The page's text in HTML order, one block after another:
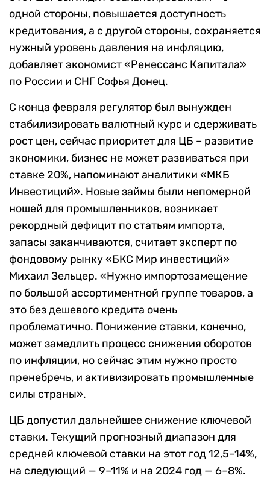
одной стороны, повышается доступность
кредитования, а с другой стороны, сохраняется
нужный уровень давления на инфляцию,
добавляет экономист «Ренессанс Капитала»
по России и СНГ Софья Донец.
С конца февраля регулятор был вынужден
стабилизировать валютный курс и сдерживать
рост цен, сейчас приоритет для ЦБ – развитие
экономики, бизнес не может развиваться при
ставке 20%, напоминают аналитики «МКБ
Инвестиций». Новые займы были непомерной
ношей для промышленников, возникает
рекордный дефицит по статьям импорта,
запасы заканчиваются, считает эксперт по
фондовому рынку «БКС Мир инвестиций»
Михаил Зельцер. «Нужно импортозамещение
по большой ассортиментной группе товаров, а
это без дешевого кредита очень
проблематично. Понижение ставки, конечно,
может замедлить процесс снижения оборотов
по инфляции, но сейчас этим нужно просто
пренебречь, и активизировать промышленные
силы страны».
ЦБ допустил дальнейшее снижение ключевой
ставки. Текущий прогнозный диапазон для
средней ключевой ставки на этот год 12,5–14%,
на следующий — 9–11% и на 2024 год — 6–8%.